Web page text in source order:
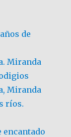
de
Miranda
Miranda
ríos.
encantado